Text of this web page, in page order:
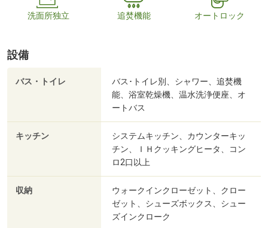
洗面所独立 追焚機能 オートロック
設備
バス・トイレ
バス･トイレ別、シャワー、追焚機
能、浴室乾燥機、温水洗浄便座、オ
ートバス
キッチン
システムキッチン、カウンターキッ
チン、ＩＨクッキングヒータ、コン
ロ2口以上
収納
ウォークインクローゼット、クロー
ゼット、シューズボックス、シュー
ズインクローク